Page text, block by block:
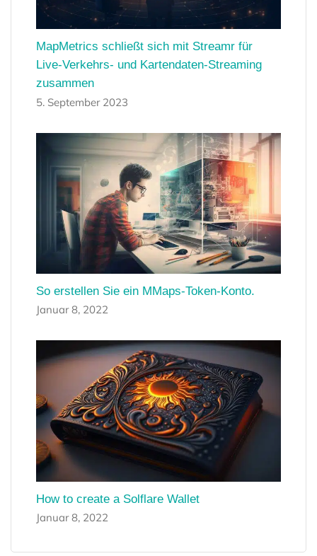
MapMetrics schließt sich mit Streamr für
Live-Verkehrs- und Kartendaten-Streaming
zusammen
5. September 2023
So erstellen Sie ein MMaps-Token-Konto.
Januar 8, 2022
How to create a Solflare Wallet
Januar 8, 2022